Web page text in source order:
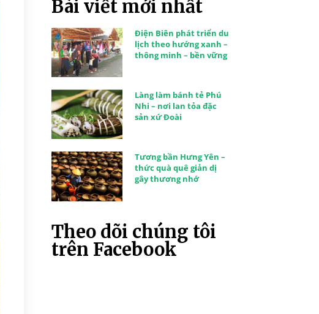
Bài viết mới nhất
Điện Biên phát triển du
lịch theo hướng xanh –
thông minh – bền vững
Làng làm bánh tẻ Phú
Nhi – nơi lan tỏa đặc
sản xứ Đoài
Tương bần Hưng Yên –
thức quà quê giản dị
gây thương nhớ
Theo dõi chúng tôi
trên Facebook